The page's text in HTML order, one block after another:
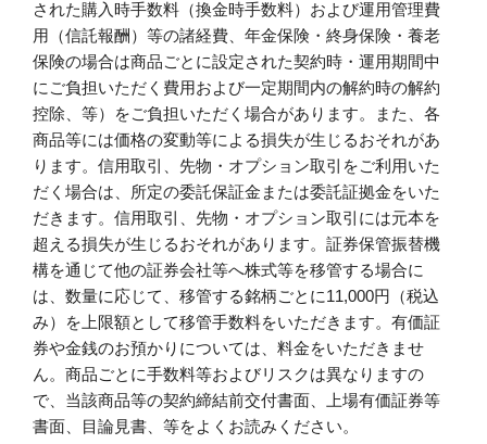
された購入時手数料（換金時手数料）および運用管理費
用（信託報酬）等の諸経費、年金保険・終身保険・養老
保険の場合は商品ごとに設定された契約時・運用期間中
にご負担いただく費用および一定期間内の解約時の解約
控除、等）をご負担いただく場合があります。また、各
商品等には価格の変動等による損失が生じるおそれがあ
ります。信用取引、先物・オプション取引をご利用いた
だく場合は、所定の委託保証金または委託証拠金をいた
だきます。信用取引、先物・オプション取引には元本を
超える損失が生じるおそれがあります。証券保管振替機
構を通じて他の証券会社等へ株式等を移管する場合に
は、数量に応じて、移管する銘柄ごとに11,000円（税込
み）を上限額として移管手数料をいただきます。有価証
券や金銭のお預かりについては、料金をいただきませ
ん。商品ごとに手数料等およびリスクは異なりますの
で、当該商品等の契約締結前交付書面、上場有価証券等
書面、目論見書、等をよくお読みください。